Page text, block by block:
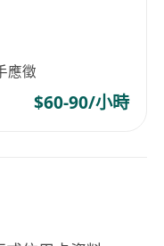
應徵
$60-90/小時